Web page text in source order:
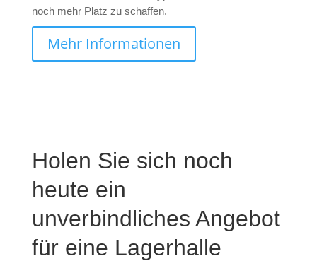
noch mehr Platz zu schaffen.
Mehr Informationen
Holen Sie sich noch
heute ein
unverbindliches Angebot
für eine Lagerhalle